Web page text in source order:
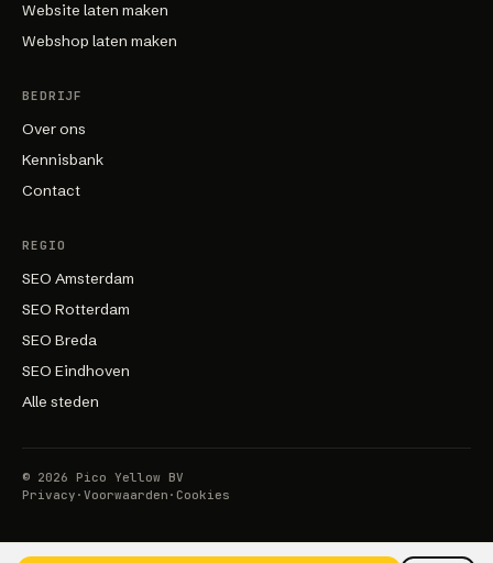
Website laten maken
Webshop laten maken
BEDRIJF
Over ons
Kennisbank
Contact
REGIO
SEO Amsterdam
SEO Rotterdam
SEO Breda
SEO Eindhoven
Alle steden
© 2026
Pico Yellow BV
Privacy · Voorwaarden · Cookies